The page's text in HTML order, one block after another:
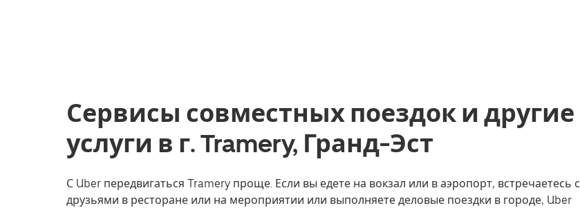
Сервисы совместных поездок и другие
услуги в г. Tramery, Гранд-Эст
С Uber передвигаться Tramery проще. Если вы едете на вокзал или в аэропорт, встречаетесь с
друзьями в ресторане или на мероприятии или выполняете деловые поездки в городе, Uber